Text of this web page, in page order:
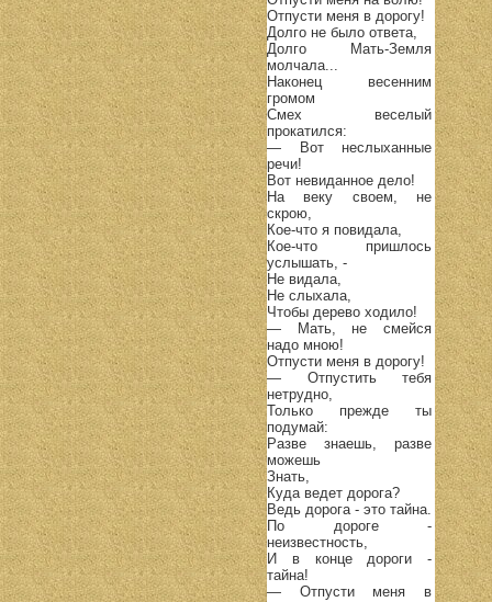
Отпусти меня в дорогу!
Долго не было ответа,
Долго Мать-Земля
молчала...
Наконец весенним
громом
Смех веселый
прокатился:
— Вот неслыханные
речи!
Вот невиданное дело!
На веку своем, не
скрою,
Кое-что я повидала,
Кое-что пришлось
услышать, -
Не видала,
Не слыхала,
Чтобы дерево ходило!
— Мать, не смейся
надо мною!
Отпусти меня в дорогу!
— Отпустить тебя
нетрудно,
Только прежде ты
подумай:
Разве знаешь, разве
можешь
Знать,
Куда ведет дорога?
Ведь дорога - это тайна.
По дороге -
неизвестность,
И в конце дороги -
тайна!
— Отпусти меня в